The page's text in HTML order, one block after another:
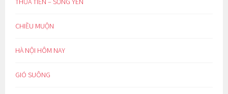
CHIỀU MUỘN
HÀ NỘI HÔM NAY
GIÓ SUÔNG